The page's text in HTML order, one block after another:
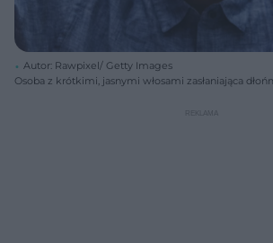
Autor: Rawpixel/ Getty Images
Osoba z krótkimi, jasnymi włosami zasłaniająca
dla wzroku po wykonaniu tatuażu. Poradnik Zdrowie